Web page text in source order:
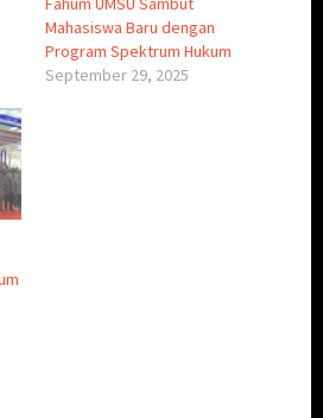
Mahasiswa Baru dengan
Program Spektrum Hukum
September 29, 2025